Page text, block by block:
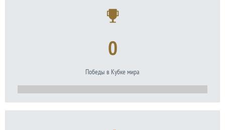
0
Победы в Кубке мира